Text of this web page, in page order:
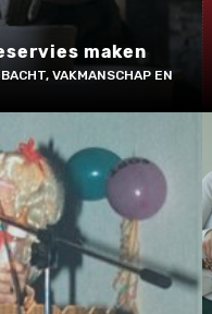
maken
VAKMANSCHAP EN